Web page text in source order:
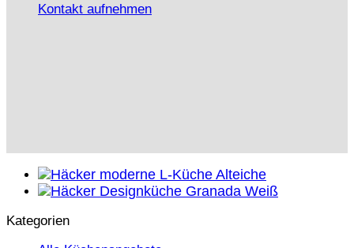
Kontakt aufnehmen
Kategorien